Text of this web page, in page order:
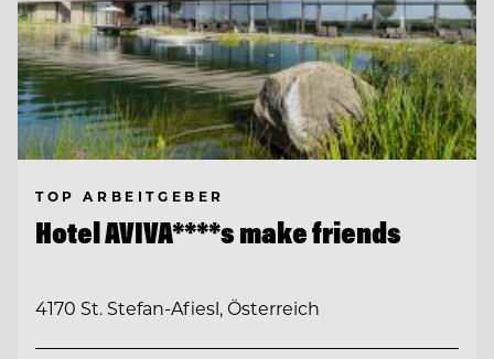
TOP ARBEITGEBER
Hotel AVIVA****s make friends
4170 St. Stefan-Afiesl, Österreich